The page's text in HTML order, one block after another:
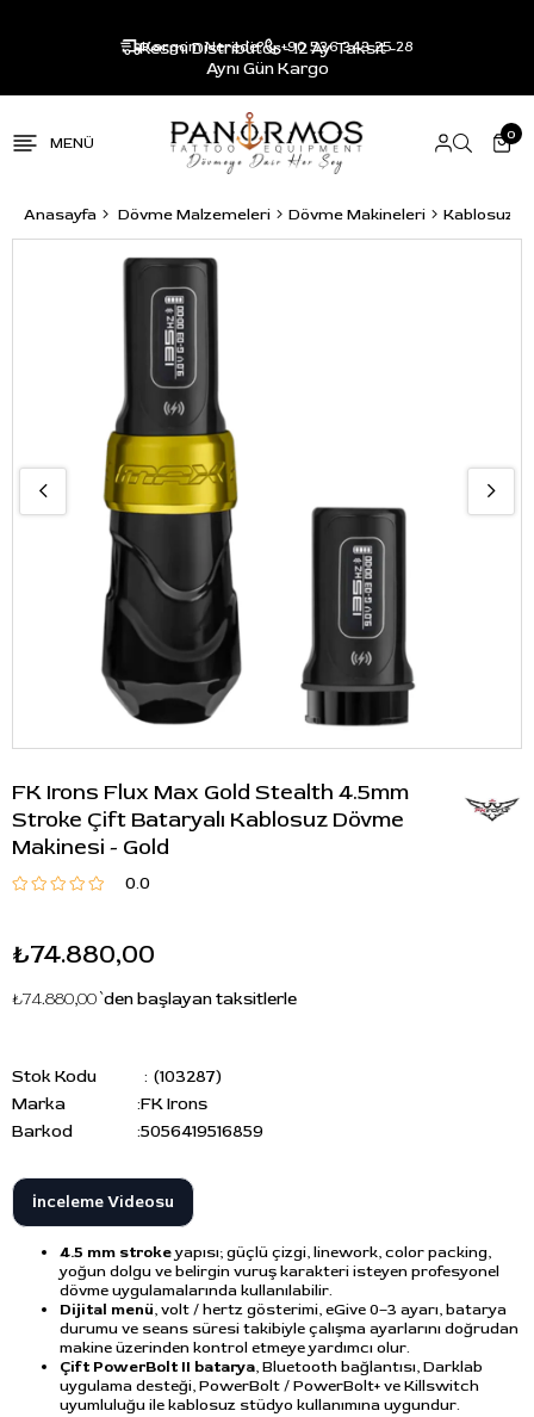
Resmi Distribütör - 12 Ay Taksit -
Aynı Gün Kargo
Kargom Nerede? +90 536 343 25 28
0
Anasayfa Dövme Malzemeleri Dövme Makineleri Kablosuz
FK Irons Flux Max Gold Stealth 4.5mm
Stroke Çift Bataryalı Kablosuz Dövme
Makinesi - Gold
0.0
₺74.880,00
₺74.880,00`den başlayan taksitlerle
Stok Kodu
(103287)
Marka
:FK Irons
Barkod
:5056419516859
İnceleme Videosu
4.5 mm strokeyapısı; güçlü çizgi, linework, color packing,
yoğun dolgu ve belirgin vuruş karakteri isteyen profesyonel
dövme uygulamalarında kullanılabilir.
Dijital menü, volt / hertz gösterimi, eGive 0–3 ayarı, batarya
durumu ve seans süresi takibiyle çalışma ayarlarını doğrudan
makine üzerinden kontrol etmeye yardımcı olur.
Çift PowerBolt II batarya, Bluetooth bağlantısı, Darklab
uygulama desteği, PowerBolt / PowerBolt+ ve Killswitch
uyumluluğu ile kablosuz stüdyo kullanımına uygundur.